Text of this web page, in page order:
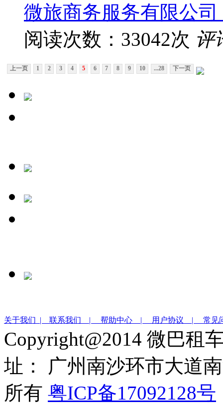
微旅商务服务有限公司
阅读次数：33042次 评
上一页 1 2 3 4 5 6 7 8 9 10 ...28 下一页
关于我们 | 联系我们 | 帮助中心 | 用户协议 | 常
Copyright@2014 微巴
址： 广州南沙环市大道
所有 粤ICP备17092128号